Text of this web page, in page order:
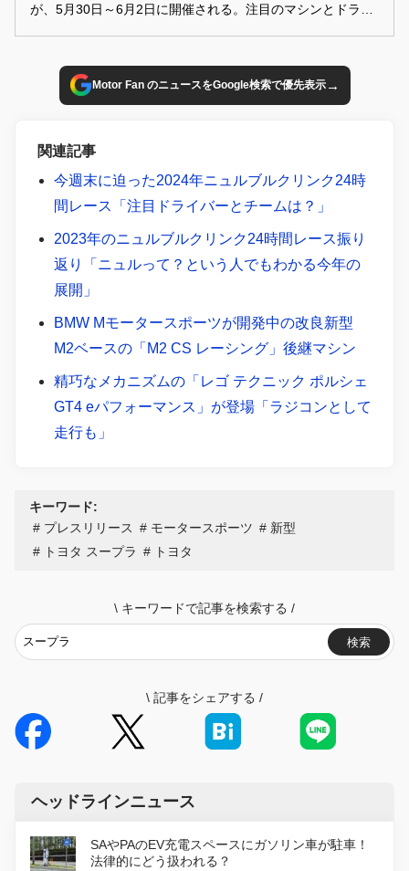
が、5月30日～6月2日に開催される。注目のマシンとドライ
Motor Fan のニュースをGoogle検索で優先表示→
関連記事
今週末に迫った2024年ニュルブルクリンク24時
間レース「注目ドライバーとチームは？」
2023年のニュルブルクリンク24時間レース振り
返り「ニュルって？という人でもわかる今年の
展開」
BMW Mモータースポーツが開発中の改良新型
M2ベースの「M2 CS レーシング」後継マシン
精巧なメカニズムの「レゴ テクニック ポルシェ
GT4 eパフォーマンス」が登場「ラジコンとして
走行も」
キーワード:
プレスリリース
モータースポーツ
新型
トヨタ スープラ
トヨタ
\ キーワードで記事を検索する /
検索
\ 記事をシェアする /
ヘッドラインニュース
SAやPAのEV充電スペースにガソリン車が駐車！
法律的にどう扱われる？